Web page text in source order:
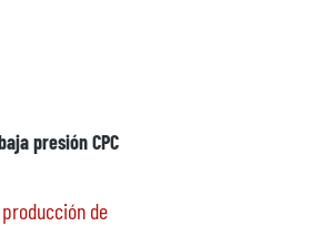
presión CPC
de